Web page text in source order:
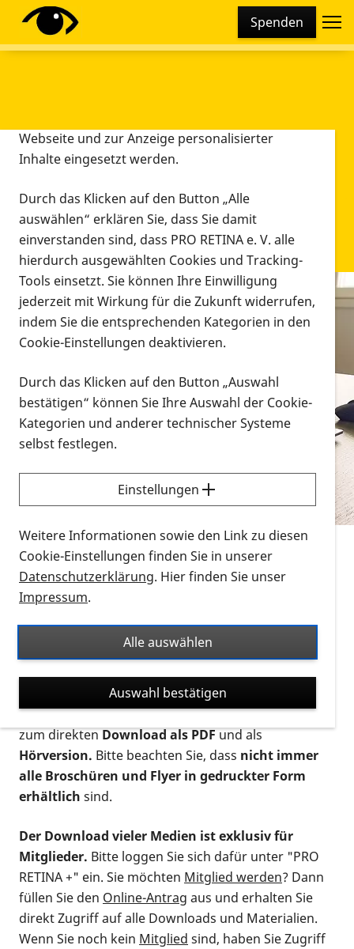
Spenden
Infomaterial
Infomaterial
Vorlesen
Alle Infomaterialien in verschiedenen
Formaten an einem Ort
Sie möchten wissen, wie Sie nach Infonmaterial
suchen und dieses bestellen bzw. herunterladen
können? Schauen Sie sich dieErklärvideos zum
Thema Infomaterial auf der PRO RETINA-Website
für blinde und sehbehinderte Menschen an.
Auf dieser Seite finden Sie sämtliches Infomaterial
Ort. Nutzen Sie den Formatfilter, um ausschließlich
nach Flyern und Broschüren, Audios oder Videos zu
suchen. Die meisten Flyer und Broschüren werden in
verschiedenen Formaten angeboten: zur
postalischen Bestellung als gedruckte Variante
zum direktenDownload als PDFund als
Hörversion. Bitte beachten Sie, dass nicht immer
alle Broschüren und Flyer in gedruckter Form
erhältlich sind.
Der Download vieler Medien ist exklusiv für
Mitglieder. Bitte loggen Sie sich dafür unter "PRO
RETINA +" ein. Sie möchten Mitglied werden? Dann
füllen Sie den Online-Antrag aus und erhalten Sie
direkt Zugriff auf alle Downloads und Materialien.
Wenn Sie noch kein Mitglied sind, haben Sie Zugriff
Diese Webseite setzt verschiedene Cookies und
Tracking-Tools ein. Dies beinhaltet Cookies und
Webseite und zur Anzeige personalisierter
Inhalte eingesetzt werden.
Durch das Klicken auf den Button „Alle
auswählen“ erklären Sie, dass Sie damit
einverstanden sind, dass PRO RETINA e. V. alle
hierdurch ausgewählten Cookies und Tracking-
Tools einsetzt. Sie können Ihre Einwilligung
jederzeit mit Wirkung für die Zukunft widerrufen,
indem Sie die entsprechenden Kategorien in den
Cookie-Einstellungen deaktivieren.
Durch das Klicken auf den Button „Auswahl
bestätigen“ können Sie Ihre Auswahl der Cookie-
Kategorien und anderer technischer Systeme
selbst festlegen.
Einstellungen
Weitere Informationen sowie den Link zu diesen
Cookie-Einstellungen finden Sie in unserer
Datenschutzerklärung. Hier finden Sie unser
Impressum.
Alle auswählen
Auswahl bestätigen